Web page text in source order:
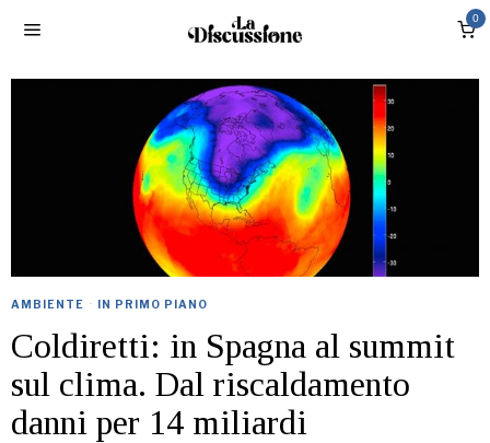
0
AMBIENTE · IN PRIMO PIANO
Coldiretti: in Spagna al summit
sul clima. Dal riscaldamento
danni per 14 miliardi